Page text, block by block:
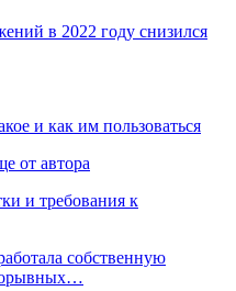
в 2022 году снизился
и как им пользоваться
от автора
и требования к
собственную